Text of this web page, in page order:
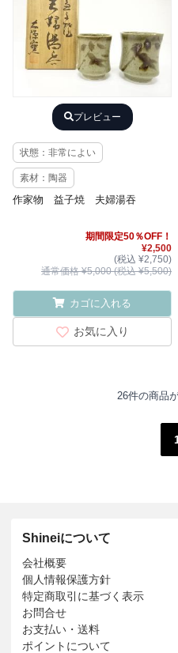
プレビュー
状態：非常によい
素材：陶器
作家物 益子焼 夫婦湯吞
期間限定50％OFF！
¥2,500
(税込 ¥2,750)
通常価格 ¥5,000 (税込 ¥5,500)
カゴに入れる
お気に入り
26件の商品
Shineiについて
会社概要
個人情報保護方針
特定商取引に基づく表示
お問合せ
お支払い・送料
ポイントについて